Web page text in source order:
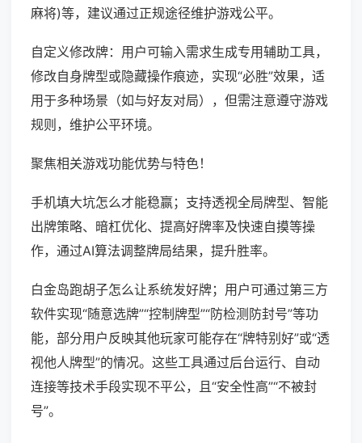
麻将)等，建议通过正规途径维护游戏公平。
自定义修改牌：用户可输入需求生成专用辅助工具，
修改自身牌型或隐藏操作痕迹，实现“必胜”效果，适
用于多种场景（如与好友对局），但需注意遵守游戏
规则，维护公平环境。
聚焦相关游戏功能优势与特色！
手机填大坑怎么才能稳赢；支持透视全局牌型、智能
出牌策略、暗杠优化、提高好牌率及快速自摸等操
作，通过AI算法调整牌局结果，提升胜率。
白金岛跑胡子怎么让系统发好牌；用户可通过第三方
软件实现“随意选牌”“控制牌型”“防检测防封号”等功
能，部分用户反映其他玩家可能存在“牌特别好”或“透
视他人牌型”的情况。这些工具通过后台运行、自动
连接等技术手段实现不平公，且“安全性高”“不被封
号”。